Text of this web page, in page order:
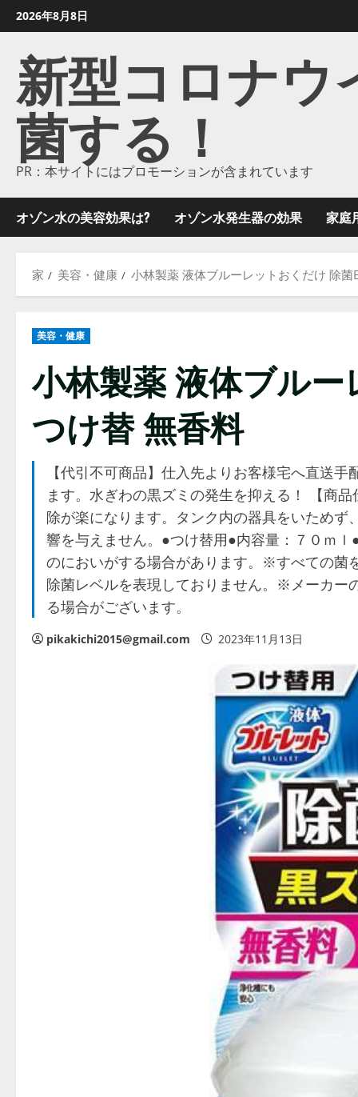
ン
2026年8月8日
新型コロナウ
菌する！
PR：本サイトにはプロモーションが含まれています
オゾン水の美容効果は? オゾン水発生器の効果 家庭
家 美容・健康 小林製薬 液体ブルーレットおくだけ 除菌
美容・健康
小林製薬 液体ブルー
つけ替 無香料
【代引不可商品】仕入先よりお客様宅へ直送
ます。水ぎわの黒ズミの発生を抑える！ 【商
除が楽になります。タンク内の器具をいため
響を与えません。●つけ替用●内容量：７０ｍ
のにおいがする場合があります。※すべての菌
除菌レベルを表現しておりません。※メーカー
る場合がございます。
pikakichi2015@gmail.com 2023年11月13日